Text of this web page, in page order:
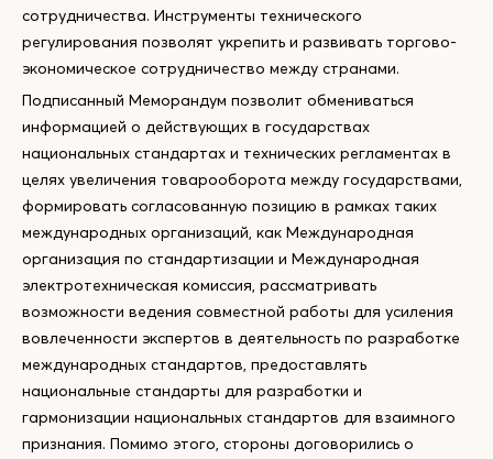
сотрудничества. Инструменты технического
регулирования позволят укрепить и развивать торгово-
экономическое сотрудничество между странами.
Подписанный Меморандум позволит обмениваться
информацией о действующих в государствах
национальных стандартах и технических регламентах в
целях увеличения товарооборота между государствами,
формировать согласованную позицию в рамках таких
международных организаций, как Международная
организация по стандартизации и Международная
электротехническая комиссия, рассматривать
возможности ведения совместной работы для усиления
вовлеченности экспертов в деятельность по разработке
международных стандартов, предоставлять
национальные стандарты для разработки и
гармонизации национальных стандартов для взаимного
признания. Помимо этого, стороны договорились о